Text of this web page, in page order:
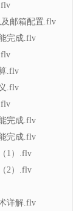
及邮箱配置.flv
完成.flv
.flv
.flv
完成.flv
完成.flv
1）.flv
2）.flv
详解.flv